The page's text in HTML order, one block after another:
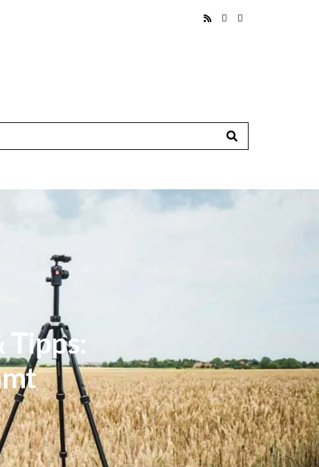
Tipps: